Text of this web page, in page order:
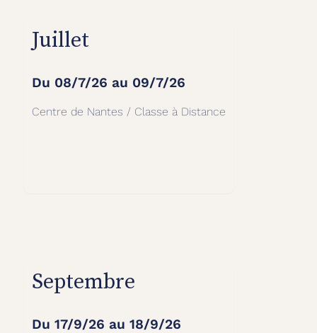
Juillet
Du 08/7/26 au 09/7/26
Centre de Nantes / Classe à Distance
Septembre
Du 17/9/26 au 18/9/26